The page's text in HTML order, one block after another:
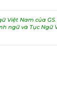
Việt Nam của
ngữ và Tục